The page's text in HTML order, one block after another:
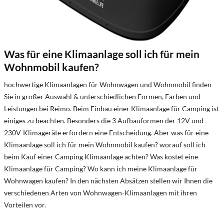
Was für eine Klimaanlage soll ich für mein
Wohnmobil kaufen?
hochwertige Klimaanlagen für Wohnwagen und Wohnmobil finden
Sie in großer Auswahl & unterschiedlichen Formen, Farben und
Leistungen bei Reimo. Beim Einbau einer Klimaanlage für Camping ist
einiges zu beachten. Besonders die 3 Aufbauformen der 12V und
230V-Klimageräte erfordern eine Entscheidung. Aber was für eine
Klimaanlage soll ich für mein Wohnmobil kaufen? worauf soll ich
beim Kauf einer Camping Klimaanlage achten? Was kostet eine
Klimaanlage für Camping? Wo kann ich meine Klimaanlage für
Wohnwagen kaufen? In den nächsten Absätzen stellen wir Ihnen die
verschiedenen Arten von Wohnwagen-Klimaanlagen mit ihren
Vorteilen vor.